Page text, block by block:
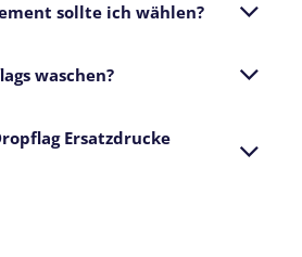
sollte ich wählen?
waschen?
Ersatzdrucke